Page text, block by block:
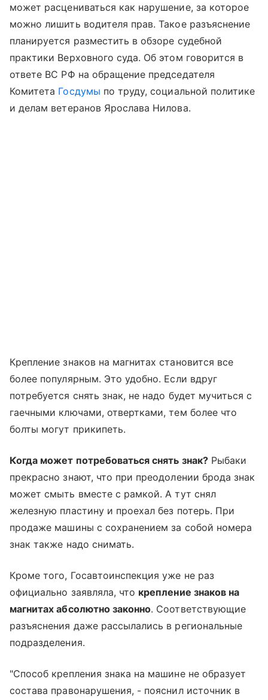
может расцениваться как нарушение, за которое
можно лишить водителя прав. Такое разъяснение
планируется разместить в обзоре судебной
практики Верховного суда. Об этом говорится в
ответе ВС РФ на обращение председателя
Комитета Госдумы по труду, социальной политике
и делам ветеранов Ярослава Нилова.
Крепление знаков на магнитах становится все
более популярным. Это удобно. Если вдруг
потребуется снять знак, не надо будет мучиться с
гаечными ключами, отвертками, тем более что
болты могут прикипеть.
Когда может потребоваться снять знак?Рыбаки
прекрасно знают, что при преодолении брода знак
может смыть вместе с рамкой. А тут снял
железную пластину и проехал без потерь. При
продаже машины с сохранением за собой номера
знак также надо снимать.
Кроме того, Госавтоинспекция уже не раз
официально заявляла, что крепление знаков на
магнитах абсолютно законно. Соответствующие
разъяснения даже рассылались в региональные
подразделения.
"Способ крепления знака на машине не образует
состава правонарушения, - пояснил источник в